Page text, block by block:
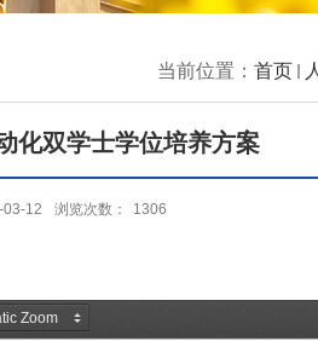
当前位置：首页
化双学士学位培养方案
03-12 浏览次数： 1306